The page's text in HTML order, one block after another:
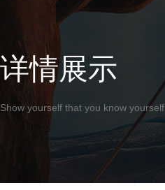
详情展示
Show yourself that you know yourself